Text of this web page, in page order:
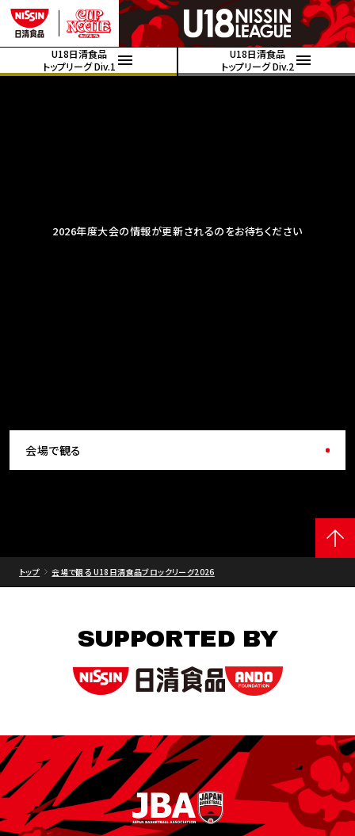
U18日清食品
トップリーグ Div.1
U18日清食品
トップリーグ Div.2
2026年度大会の情報が更新されるのをお待ちください
会場で観る
トップ 会場で観る U18日清食品ブロックリーグ2026
SUPPORTED BY